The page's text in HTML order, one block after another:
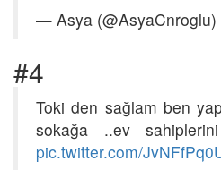
— Asya (@AsyaCnroglu)
#4
Toki den sağlam ben
sokağa ..ev
pic.twitter.com/